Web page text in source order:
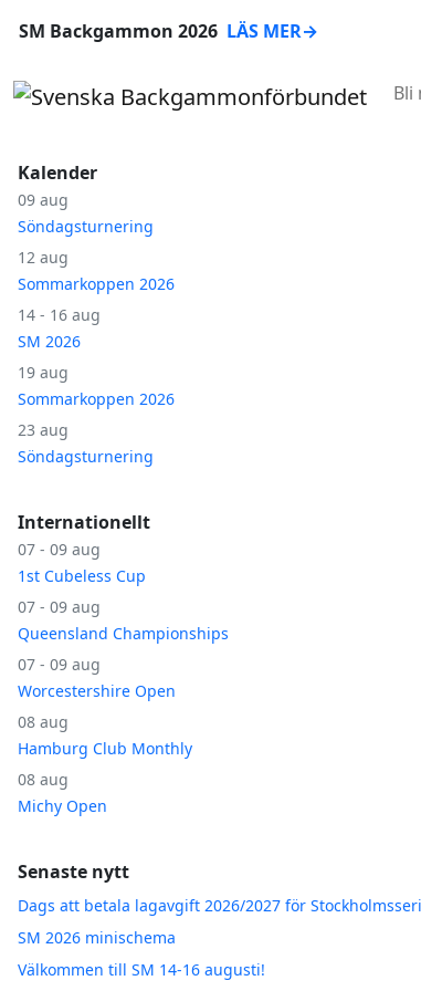
SM Backgammon 2026 LÄS MER→
Bli
Kalender
09 aug
Söndagsturnering
12 aug
Sommarkoppen 2026
14 - 16 aug
SM 2026
19 aug
Sommarkoppen 2026
23 aug
Söndagsturnering
Internationellt
07 - 09 aug
1st Cubeless Cup
07 - 09 aug
Queensland Championships
07 - 09 aug
Worcestershire Open
08 aug
Hamburg Club Monthly
08 aug
Michy Open
Senaste nytt
Dags att betala lagavgift 2026/2027 för
SM 2026 minischema
Välkommen till SM 14-16 augusti!